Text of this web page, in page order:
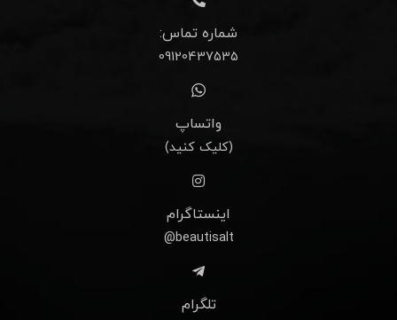
شماره تماس:
09120437535
واتساپ
(کلیک کنید)
اینستاگرام
beautisalt@
تلگرام